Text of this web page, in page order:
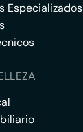
Especializados